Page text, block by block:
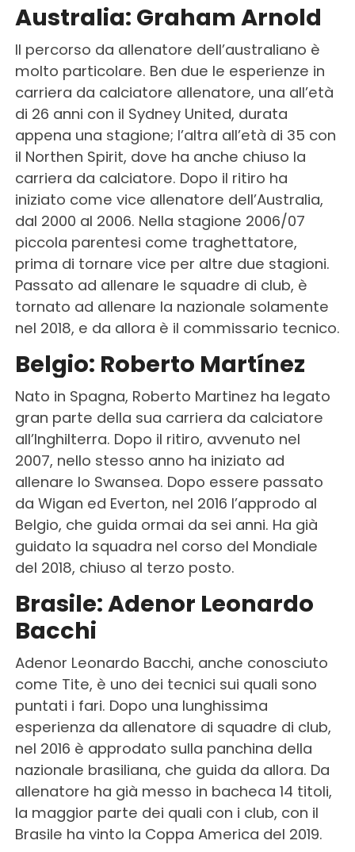
Australia: Graham Arnold
Il percorso da allenatore dell’australiano è
molto particolare. Ben due le esperienze in
carriera da calciatore allenatore, una all’età
di 26 anni con il Sydney United, durata
appena una stagione; l’altra all’età di 35 con
il Northen Spirit, dove ha anche chiuso la
carriera da calciatore. Dopo il ritiro ha
iniziato come vice allenatore dell’Australia,
dal 2000 al 2006. Nella stagione 2006/07
piccola parentesi come traghettatore,
prima di tornare vice per altre due stagioni.
Passato ad allenare le squadre di club, è
tornato ad allenare la nazionale solamente
nel 2018, e da allora è il commissario tecnico.
Belgio: Roberto Martínez
Nato in Spagna, Roberto Martinez ha legato
gran parte della sua carriera da calciatore
all’Inghilterra. Dopo il ritiro, avvenuto nel
2007, nello stesso anno ha iniziato ad
allenare lo Swansea. Dopo essere passato
da Wigan ed Everton, nel 2016 l’approdo al
Belgio, che guida ormai da sei anni. Ha già
guidato la squadra nel corso del Mondiale
del 2018, chiuso al terzo posto.
Brasile: Adenor Leonardo
Bacchi
Adenor Leonardo Bacchi, anche conosciuto
come Tite, è uno dei tecnici sui quali sono
puntati i fari. Dopo una lunghissima
esperienza da allenatore di squadre di club,
nel 2016 è approdato sulla panchina della
nazionale brasiliana, che guida da allora. Da
allenatore ha già messo in bacheca 14 titoli,
la maggior parte dei quali con i club, con il
Brasile ha vinto la Coppa America del 2019.